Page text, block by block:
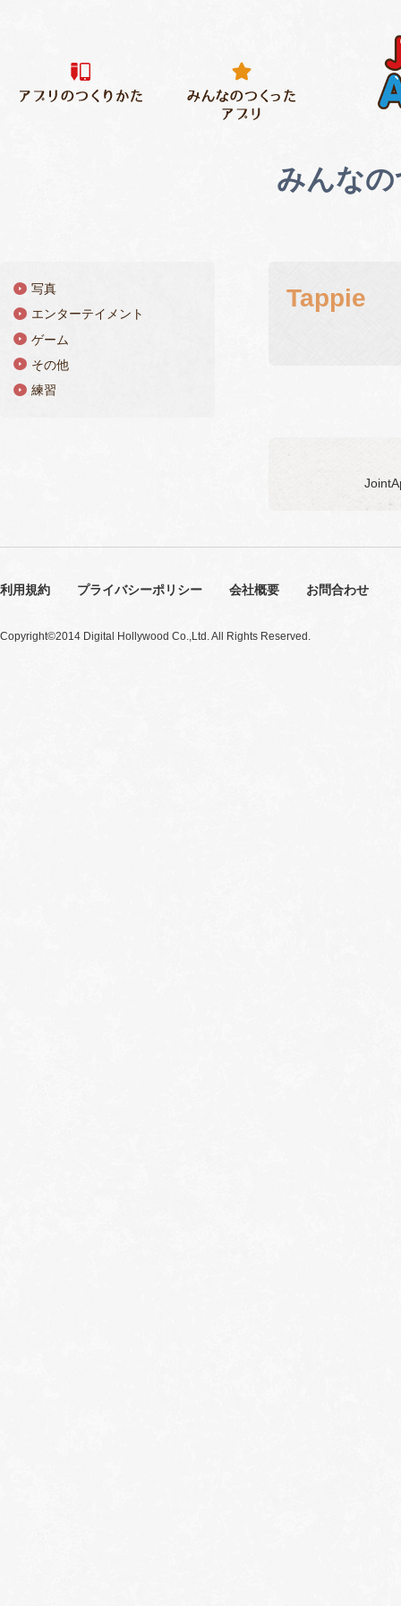
みんな
Tappie
写真
エンターテイメント
ゲーム
その他
練習
利用規約 プライバシーポリシー 会社概要 お問合わせ
Copyright©2014 Digital Hollywood Co.,Ltd. All Rights Reserved.